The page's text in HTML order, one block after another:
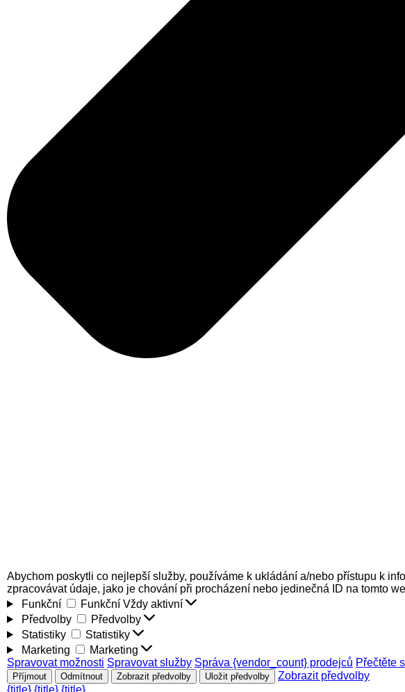
Abychom poskytli co nejlepší služby, používáme k ukládání a/nebo přístupu k
zpracovávat údaje, jako je chování při procházení nebo jedinečná ID na tomto
Funkční
Funkční Vždy aktivní
Předvolby
Předvolby
Statistiky
Statistiky
Marketing
Marketing
Spravovat možnosti Spravovat služby Správa {vendor_count} prodejců Přečtěte
Příjmout Odmítnout Zobrazit předvolby Uložit předvolby
Zobrazit předvolby
{title} {title} {title}